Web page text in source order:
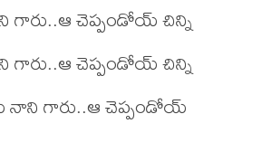
చెప్పండోయ్ చిన్ని
చెప్పండోయ్ చిన్ని
గారు..ఆ చెప్పండోయ్